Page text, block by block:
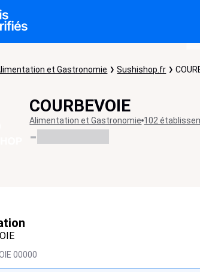
et Gastronomie Sushishop.fr
COURBEVOIE
Alimentation et Gastronomie 102
-
00000